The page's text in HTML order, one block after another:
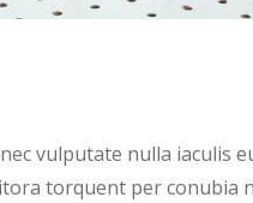
vulputate nulla iaculis
torquent per conubia